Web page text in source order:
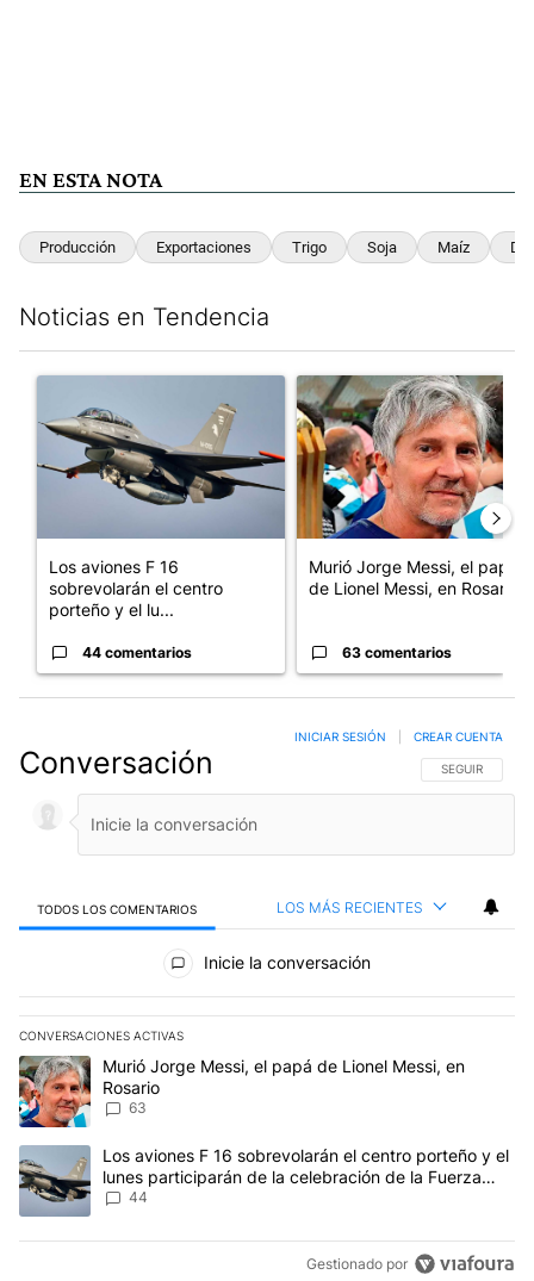
EN ESTA NOTA
Producción Exportaciones Trigo Soja Maíz
Noticias en Tendencia
Un artículo de tendencia con el título "Los aviones F 16
Los aviones F 16
sobrevolarán el centro
porteño y el lu...
44 comentarios
Un artículo de tendencia con
Murió Jorge Messi, el papá
de Lionel Messi, en Rosario
63 comentarios
Conversación SIGA ESTA
SEGUIR
INICIAR SESIÓN CREAR CUENTA
TODOS LOS COMENTARIOS LOS MÁS RECIENTES
Todos los comentarios
Inicie la conversación
CONVERSACIONES ACTIVAS
Este listado muestra los artículos con más comentarios en los
Un artículo de tendencia con el título "Murió Jorge Messi, el
Murió Jorge Messi, el papá de Lionel Messi, en
Rosario
63
Un artículo de tendencia con el título "Los aviones F 16
Los aviones F 16 sobrevolarán el centro porteño y el
lunes participarán de la celebración de la Fuerza
Aérea
44
Gestionado por